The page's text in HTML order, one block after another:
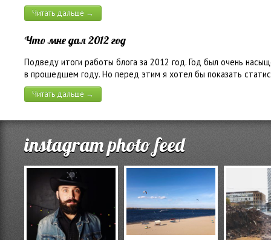
Читать дальше →
Что мне дал 2012 год
Подведу итоги работы блога за 2012 год. Год был очень
в прошедшем году. Но перед этим я хотел бы показать
Читать дальше →
instagram photo feed